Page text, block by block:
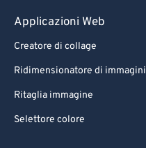
Applicazioni Web
Creatore di collage
Ridimensionatore di immagini
Ritaglia immagine
Selettore colore